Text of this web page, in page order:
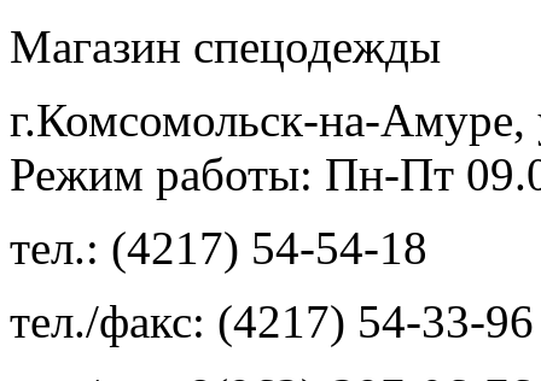
Магазин спецодежды
г.Комсомольск-на-
Режим работы: Пн-Пт
тел.: (4217) 54-54-18
тел./факс: (4217) 54-33-96